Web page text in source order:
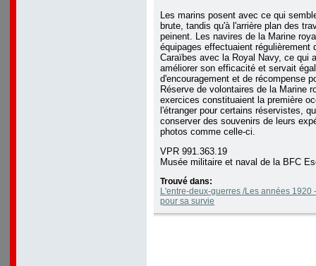
Les marins posent avec ce qui
brute, tandis qu'à l'arrière plan des
peinent. Les navires de la Marine
équipages effectuaient régulièrement
Caraïbes avec la Royal Navy, ce qui
améliorer son efficacité et servait
d'encouragement et de récompense
Réserve de volontaires de la Marine
exercices constituaient la première
l'étranger pour certains réservistes,
conserver des souvenirs de leurs
photos comme celle-ci.
VPR 991.363.19
Musée militaire et naval de la BFC
Trouvé dans:
L'entre-deux-guerres /Les années 1920
pour sa survie